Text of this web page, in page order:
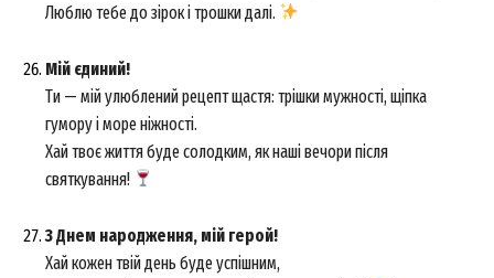
Люблю тебе до зірок і трошки далі.
Мій єдиний!
Ти — мій улюблений рецепт щастя: трішки мужності, щіпка
гумору і море ніжності.
Хай твоє життя буде солодким, як наші вечори після
святкування!
З Днем народження, мій герой!
Хай кожен твій день буде успішним,